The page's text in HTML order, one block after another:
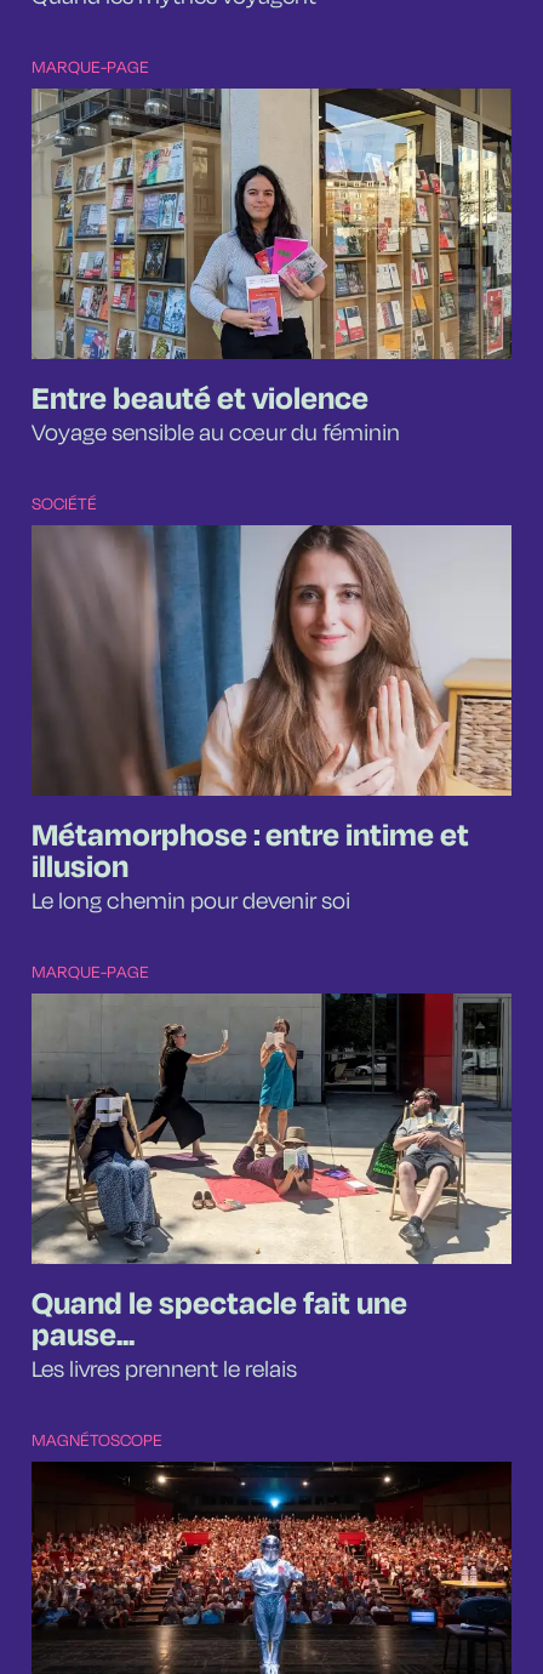
MARQUE-PAGE
Entre beauté et violence
Voyage sensible au cœur du féminin
SOCIÉTÉ
Métamorphose : entre intime et
illusion
Le long chemin pour devenir soi
MARQUE-PAGE
Quand le spectacle fait une
pause...
Les livres prennent le relais
MAGNÉTOSCOPE